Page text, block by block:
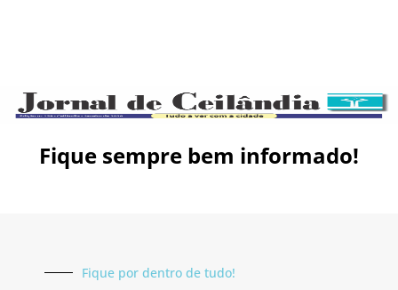
Fique sempre bem informado!
Fique por dentro de tudo!